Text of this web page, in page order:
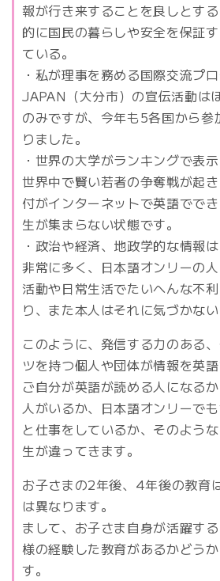
報が行き来することを良しとす
的に国民の暮らしや安全を保証
ている。
・私が理事を務める国際交流プ
JAPAN（大分市）の宣伝活動は
のみですが、今年も5各国から参
りました。
・世界の大学がランキングで表
世界中で賢い若者の争奪戦が起
付がインターネットで英語でで
生が集まらない状態です。
・政治や経済、地政学的な情報
非常に多く、日本語オンリーの
活動や日常生活でたいへんな不
り、また本人はそれに気づかない
このように、発信する力のある
ツを持つ個人や団体が情報を英語
ご自分が英語が読める人になる
人がいるか、日本語オンリーで
と仕事をしているか、そのよう
生が違ってきます。
お子さまの2年後、4年後の教育
は異なります。
まして、お子さま自身が活躍す
様の経験した教育があるかどう
す。